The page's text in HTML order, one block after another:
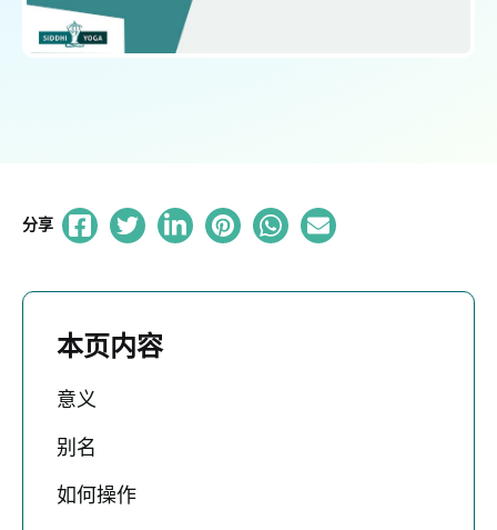
分享
本页内容
意义
别名
如何操作